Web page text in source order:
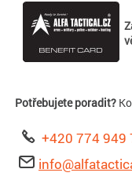
Potřebujete poradit?
+420 774 949